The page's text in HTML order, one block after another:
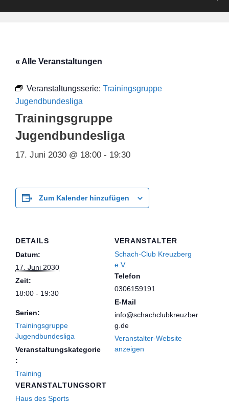
« Alle Veranstaltungen
Veranstaltungsserie: Trainingsgruppe
Jugendbundesliga
Trainingsgruppe
Jugendbundesliga
17. Juni 2030 @ 18:00 - 19:30
Zum Kalender hinzufügen
DETAILS
Datum:
17. Juni 2030
Zeit:
18:00 - 19:30
Serien:
Trainingsgruppe
Jugendbundesliga
Veranstaltungskategorie
:
Training
VERANSTALTUNGSORT
Haus des Sports
VERANSTALTER
Schach-Club Kreuzberg
e.V.
Telefon
0306159191
E-Mail
info@schachclubkreuzber
g.de
Veranstalter-Website
anzeigen